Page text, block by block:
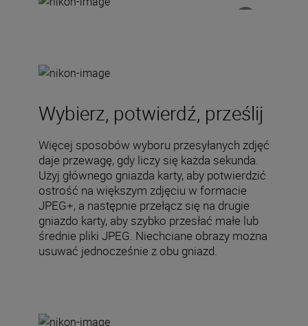
Wybierz, potwierdź, prześlij
Więcej sposobów wyboru przesyłanych zdjęć
daje przewagę, gdy liczy się każda sekunda.
Użyj głównego gniazda karty, aby potwierdzić
ostrość na większym zdjęciu w formacie
JPEG+, a następnie przełącz się na drugie
gniazdo karty, aby szybko przesłać małe lub
średnie pliki JPEG. Niechciane obrazy można
usuwać jednocześnie z obu gniazd.